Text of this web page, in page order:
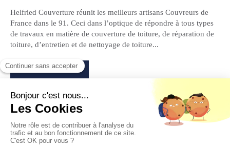
Helfried Couverture réunit les meilleurs artisans Couvreurs de
France dans le 91. Ceci dans l’optique de répondre à tous types
de travaux en matière de couverture de toiture, de réparation de
toiture, d’entretien et de nettoyage de toiture...
Demander un devis
Helfried Couverture - Couvreurs 91
91310 Longpont-sur-Orge
0185153339
Mentions légales